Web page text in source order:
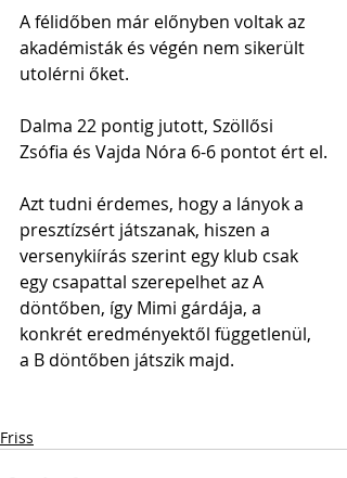
A félidőben már előnyben voltak az
akadémisták és végén nem sikerült
utolérni őket.
Dalma 22 pontig jutott, Szöllősi
Zsófia és Vajda Nóra 6-6 pontot ért el.
Azt tudni érdemes, hogy a lányok a
presztízsért játszanak, hiszen a
versenykiírás szerint egy klub csak
egy csapattal szerepelhet az A
döntőben, így Mimi gárdája, a
konkrét eredményektől függetlenül,
a B döntőben játszik majd.
Friss